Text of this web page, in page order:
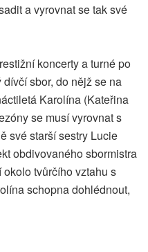
a vyrovnat se tak své
koncerty a turné po
sbor, do nějž se na
Karolína (Kateřina
se musí vyrovnat s
své starší sestry Lucie
obdivovaného sbormistra
tvůrčího vztahu s
schopna dohlédnout,